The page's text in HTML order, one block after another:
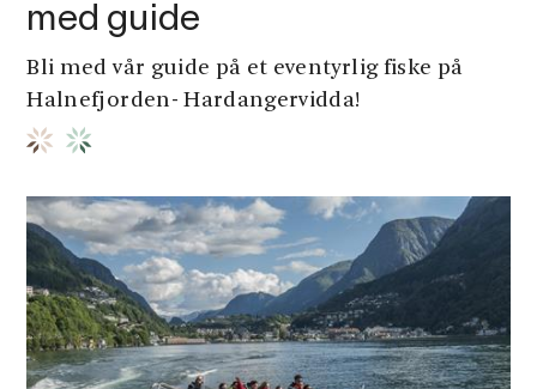
med guide
Bli med vår guide på et eventyrlig fiske på
Halnefjorden- Hardangervidda!